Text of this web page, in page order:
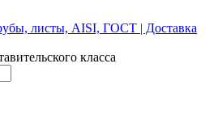
класса